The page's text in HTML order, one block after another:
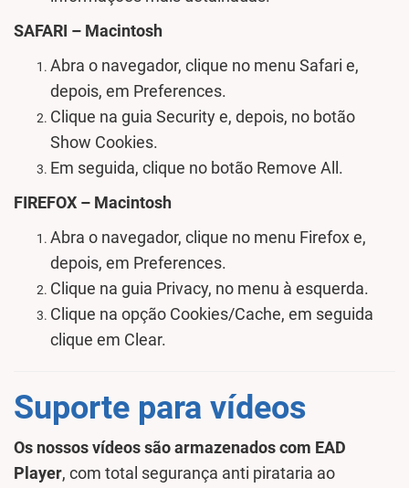
SAFARI – Macintosh
Abra o navegador, clique no menu Safari e,
depois, em Preferences.
Clique na guia Security e, depois, no botão
Show Cookies.
Em seguida, clique no botão Remove All.
FIREFOX – Macintosh
Abra o navegador, clique no menu Firefox e,
depois, em Preferences.
Clique na guia Privacy, no menu à esquerda.
Clique na opção Cookies/Cache, em seguida
clique em Clear.
Suporte para vídeos
Os nossos vídeos são armazenados com EAD
Player, com total segurança anti pirataria ao